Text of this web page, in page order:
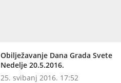
Obilježavanje Dana Grada Svete
Nedelje 20.5.2016.
25. svibanj 2016. 17:52